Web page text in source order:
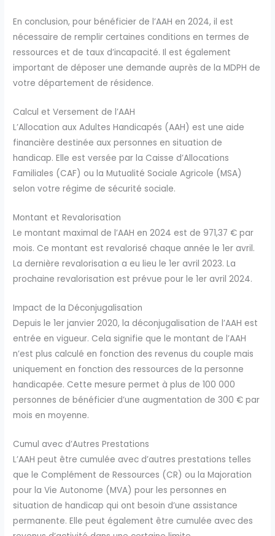
En conclusion, pour bénéficier de l’AAH en 2024, il est
nécessaire de remplir certaines conditions en termes de
ressources et de taux d’incapacité. Il est également
important de déposer une demande auprès de la MDPH de
votre département de résidence.
Calcul et Versement de l’AAH
L’Allocation aux Adultes Handicapés (AAH) est une aide
financière destinée aux personnes en situation de
handicap. Elle est versée par la Caisse d’Allocations
Familiales (CAF) ou la Mutualité Sociale Agricole (MSA)
selon votre régime de sécurité sociale.
Montant et Revalorisation
Le montant maximal de l’AAH en 2024 est de 971,37 € par
mois. Ce montant est revalorisé chaque année le 1er avril.
La dernière revalorisation a eu lieu le 1er avril 2023. La
prochaine revalorisation est prévue pour le 1er avril 2024.
Impact de la Déconjugalisation
Depuis le 1er janvier 2020, la déconjugalisation de l’AAH est
entrée en vigueur. Cela signifie que le montant de l’AAH
n’est plus calculé en fonction des revenus du couple mais
uniquement en fonction des ressources de la personne
handicapée. Cette mesure permet à plus de 100 000
personnes de bénéficier d’une augmentation de 300 € par
mois en moyenne.
Cumul avec d’Autres Prestations
L’AAH peut être cumulée avec d’autres prestations telles
que le Complément de Ressources (CR) ou la Majoration
pour la Vie Autonome (MVA) pour les personnes en
situation de handicap qui ont besoin d’une assistance
permanente. Elle peut également être cumulée avec des